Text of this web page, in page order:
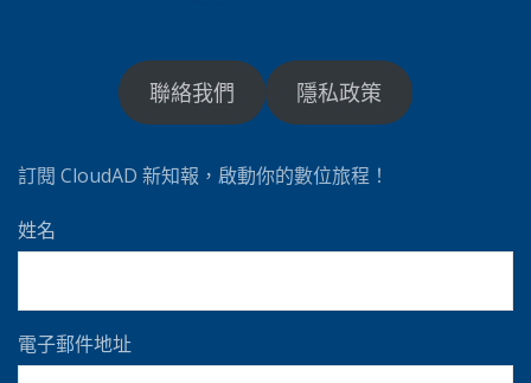
聯絡我們 隱私政策
訂閱 CloudAD 新知報，啟動你的數位旅程！
姓名
電子郵件地址